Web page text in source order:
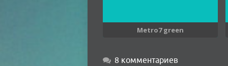
Metro7 green
8 комментариев